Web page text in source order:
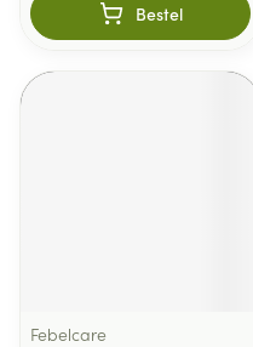
Bestel
Febelcare